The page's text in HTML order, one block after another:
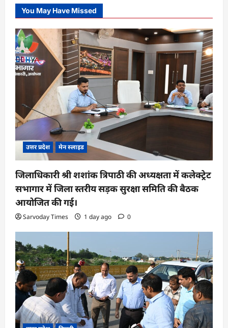
You May Have Missed
उत्तर प्रदेश मेन स्लाइड
जिलाधिकारी श्री शशांक त्रिपाठी की अध्यक्षता में कलेक्ट्रेट
सभागार में जिला स्तरीय सड़क सुरक्षा समिति की बैठक
आयोजित की गई।
Sarvoday Times 1 day ago 0